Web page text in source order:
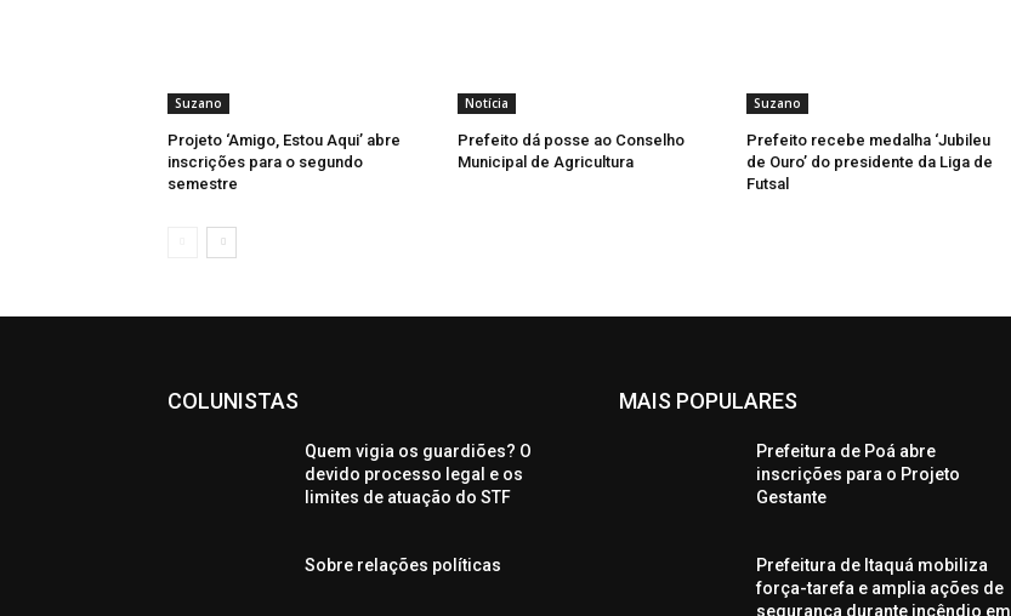
Suzano
Projeto ‘Amigo, Estou Aqui’ abre
inscrições para o segundo
semestre
Notícia
Prefeito dá posse ao Conselho
Municipal de Agricultura
Suzano
Prefeito recebe medalha ‘Jubileu
de Ouro’ do presidente da Liga de
Futsal
COLUNISTAS
Quem vigia os guardiões? O
devido processo legal e os
limites de atuação do STF
Sobre relações políticas
MAIS POPULARES
Prefeitura de Poá abre
inscrições para o Projeto
Gestante
Prefeitura de Itaquá mobiliza
força-tarefa e amplia ações de
segurança durante incêndio em